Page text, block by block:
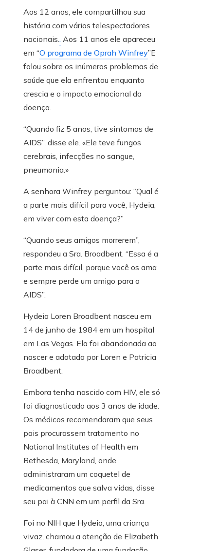
Aos 12 anos, ele compartilhou sua
história com vários telespectadores
nacionais.. Aos 11 anos ele apareceu
em “O programa de Oprah Winfrey”E
falou sobre os inúmeros problemas de
saúde que ela enfrentou enquanto
crescia e o impacto emocional da
doença.
“Quando fiz 5 anos, tive sintomas de
AIDS”, disse ele. «Ele teve fungos
cerebrais, infecções no sangue,
pneumonia.»
A senhora Winfrey perguntou: “Qual é
a parte mais difícil para você, Hydeia,
em viver com esta doença?”
“Quando seus amigos morrerem”,
respondeu a Sra. Broadbent. “Essa é a
parte mais difícil, porque você os ama
e sempre perde um amigo para a
AIDS”.
Hydeia Loren Broadbent nasceu em
14 de junho de 1984 em um hospital
em Las Vegas. Ela foi abandonada ao
nascer e adotada por Loren e Patricia
Broadbent.
Embora tenha nascido com HIV, ele só
foi diagnosticado aos 3 anos de idade.
Os médicos recomendaram que seus
pais procurassem tratamento no
National Institutes of Health em
Bethesda, Maryland, onde
administraram um coquetel de
medicamentos que salva vidas, disse
seu pai à CNN em um perfil da Sra.
Foi no NIH que Hydeia, uma criança
vivaz, chamou a atenção de Elizabeth